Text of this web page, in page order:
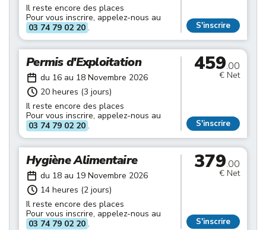
Il reste encore des places
Pour vous inscrire, appelez-nous au
03 74 79 02 20 . S'inscrire
Permis d'Exploitation
du 16 au 18 Novembre 2026
20 heures (3 jours)
Il reste encore des places
Pour vous inscrire, appelez-nous au
03 74 79 02 20 .
459.00
€ Net
S'inscrire
Hygiène Alimentaire
du 18 au 19 Novembre 2026
14 heures (2 jours)
Il reste encore des places
Pour vous inscrire, appelez-nous au
03 74 79 02 20 .
379.00
€ Net
S'inscrire